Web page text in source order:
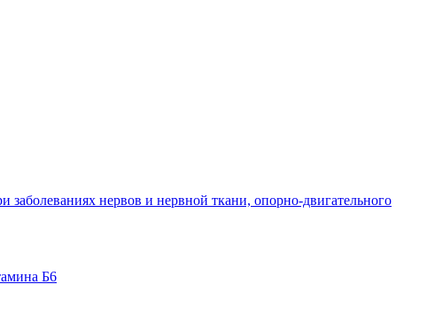
нервов и нервной ткани, опорно-двигательного
Б6